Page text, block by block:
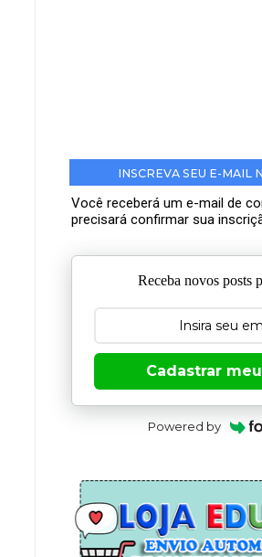
INSCREVA SEU E-MAIL
Você receberá um e-mail de
precisará confirmar sua
Receba novos posts
Cadastrar
Powered by